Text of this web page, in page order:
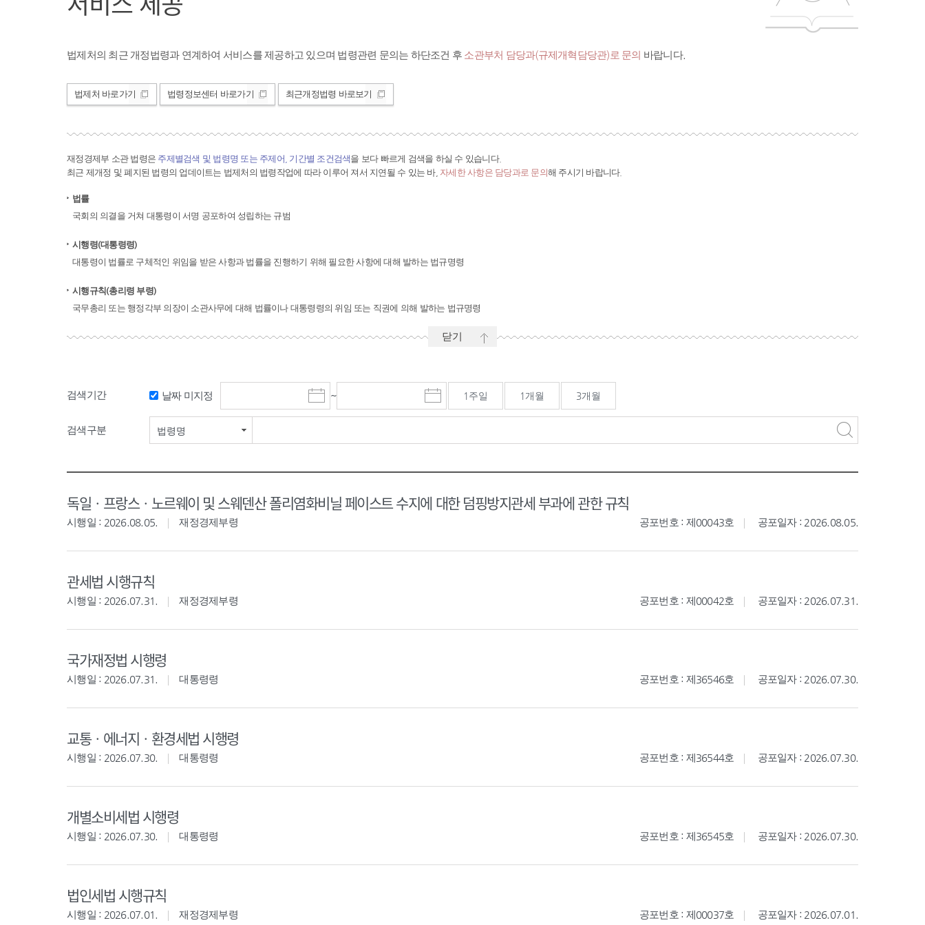
법제처의 최근 개정법령과 연계하여 서비스를 제공하고 있으며 법령관련 문의는 하단조건 후 소관부처 담당과(규제개혁담당관)로 문의 바랍니다.
법제처 바로가기 법령정보센터 바로가기 최근개정법령 바로보기
재정경제부 소관 법령은 주제별검색 및 법령명 또는 주제어, 기간별 조건검색을 보다 빠르게 검색을 하실 수 있습니다.
최근 제개정 및 폐지된 법령의 업데이트는 법제처의 법령작업에 따라 이루어 져서 지연될 수 있는 바, 자세한 사항은 담당과로 문의해 주시기 바랍니다.
법률
국회의 의결을 거쳐 대통령이 서명 공포하여 성립하는 규범
시행령(대통령령)
대통령이 법률로 구체적인 위임을 받은 사항과 법률을 진행하기 위해 필요한 사항에 대해 발하는 법규명령
시행규칙(총리령 부령)
국무총리 또는 행정각부 의장이 소관사무에 대해 법률이나 대통령령의 위임 또는 직권에 의해 발하는 법규명령
닫기
검색기간 날짜 미지정
시
작
~
마
감
1주일 1개월 3개월
검색구분 법령명
독일ㆍ프랑스ㆍ노르웨이 및 스웨덴산 폴리염화비닐 페이스트 수지에 대한 덤핑방지관세 부과에 관한 규칙
시행일 : 2026.08.05. 재정경제부령 공포번호 : 제00043호 공포일자 : 2026.08.05.
관세법 시행규칙
시행일 : 2026.07.31. 재정경제부령 공포번호 : 제00042호 공포일자 : 2026.07.31.
국가재정법 시행령
시행일 : 2026.07.31. 대통령령 공포번호 : 제36546호 공포일자 : 2026.07.30.
교통ㆍ에너지ㆍ환경세법 시행령
시행일 : 2026.07.30. 대통령령 공포번호 : 제36544호 공포일자 : 2026.07.30.
개별소비세법 시행령
시행일 : 2026.07.30. 대통령령 공포번호 : 제36545호 공포일자 : 2026.07.30.
법인세법 시행규칙
시행일 : 2026.07.01. 재정경제부령 공포번호 : 제00037호 공포일자 : 2026.07.01.